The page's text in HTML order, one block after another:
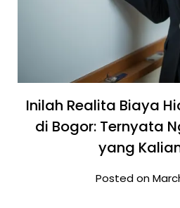
Inilah Realita Biaya
di Bogor: Ternyata
yang
Posted on